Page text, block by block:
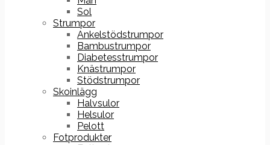
Sol
Strumpor
Ankelstödstrumpor
Bambustrumpor
Diabetesstrumpor
Knästrumpor
Stödstrumpor
Skoinlägg
Halvsulor
Helsulor
Pelott
Fotprodukter